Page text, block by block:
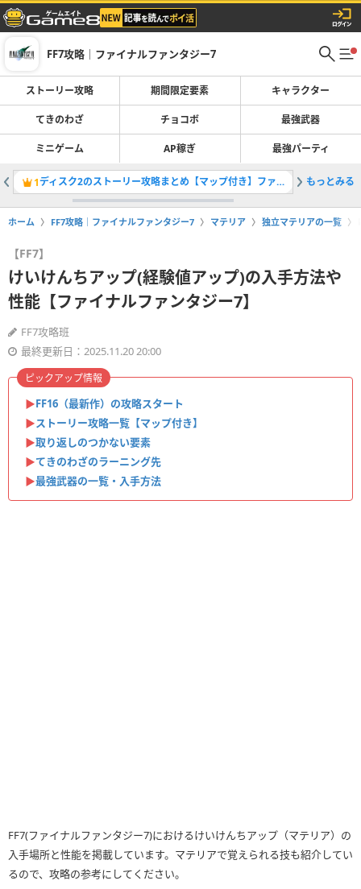
FF7攻略｜ファイナルファンタジー7
ストーリー攻略 期間限定要素 キャラクター
てきのわざ チョコボ 最強武器
ミニゲーム AP稼ぎ 最強パーティ
1 ディスク2のストーリー攻略まとめ【マップ付き】ファイナルファンタジー7 2
もっとみる
ホーム FF7攻略｜ファイナルファンタジー7 マテリア 独立マテリアの一覧
【FF7】
けいけんちアップ(経験値アップ)の入手方法や
性能【ファイナルファンタジー7】
FF7攻略班
最終更新日：2025.11.20 20:00
▶︎FF16（最新作）の攻略スタート
▶︎ストーリー攻略一覧【マップ付き】
▶︎取り返しのつかない要素
▶︎てきのわざのラーニング先
▶︎最強武器の一覧・入手方法
ピックアップ情報
FF7(ファイナルファンタジー7)におけるけいけんちアップ（マテリア）の
入手場所と性能を掲載しています。マテリアで覚えられる技も紹介してい
るので、攻略の参考にしてください。